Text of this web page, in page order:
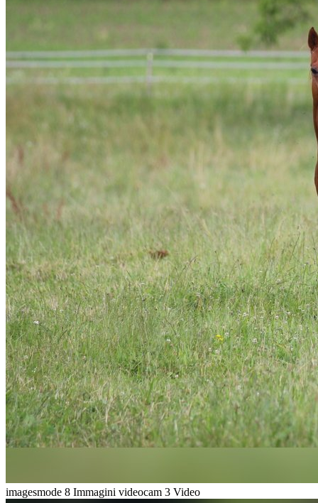
imagesmode 8 Immagini videocam 3 Video